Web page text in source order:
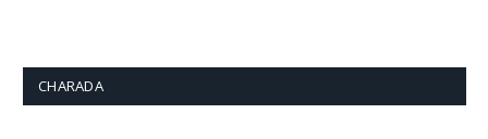
CHARADA